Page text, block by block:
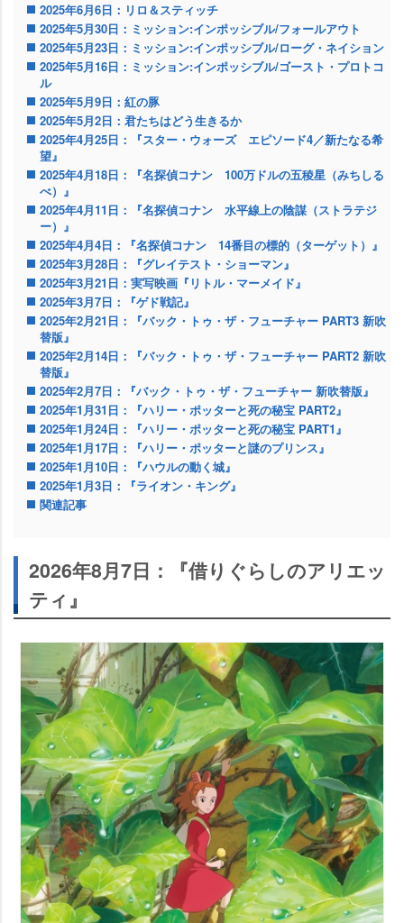
2025年6月6日：リロ＆スティッチ
2025年5月30日：ミッション:インポッシブル/フォールアウト
2025年5月23日：ミッション:インポッシブル/ローグ・ネイション
2025年5月16日：ミッション:インポッシブル/ゴースト・プロトコ
ル
2025年5月9日：紅の豚
2025年5月2日：君たちはどう生きるか
2025年4月25日：『スター・ウォーズ エピソード4／新たなる希
望』
2025年4月18日：『名探偵コナン 100万ドルの五稜星（みちしる
べ）』
2025年4月11日：『名探偵コナン 水平線上の陰謀（ストラテジ
ー）』
2025年4月4日：『名探偵コナン 14番目の標的（ターゲット）』
2025年3月28日：『グレイテスト・ショーマン』
2025年3月21日：実写映画『リトル・マーメイド』
2025年3月7日：『ゲド戦記』
2025年2月21日：『バック・トゥ・ザ・フューチャー PART3 新吹
替版』
2025年2月14日：『バック・トゥ・ザ・フューチャー PART2 新吹
替版』
2025年2月7日：『バック・トゥ・ザ・フューチャー 新吹替版』
2025年1月31日：『ハリー・ポッターと死の秘宝 PART2』
2025年1月24日：『ハリー・ポッターと死の秘宝 PART1』
2025年1月17日：『ハリー・ポッターと謎のプリンス』
2025年1月10日：『ハウルの動く城』
2025年1月3日：『ライオン・キング』
関連記事
2026年8月7日：『借りぐらしのアリエッ
ティ』